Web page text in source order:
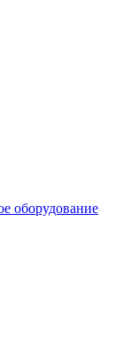
оборудование